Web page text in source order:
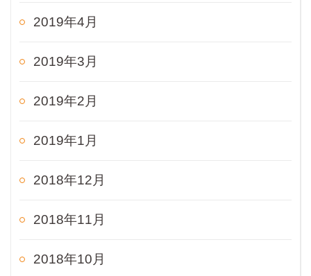
2019年4月
2019年3月
2019年2月
2019年1月
2018年12月
2018年11月
2018年10月